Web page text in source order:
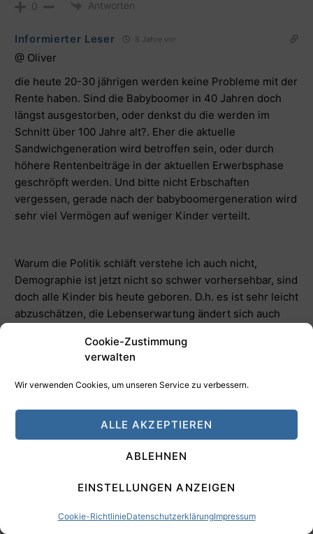
Cookie-Zustimmung
verwalten
Wir verwenden Cookies, um unseren Service zu verbessern.
ALLE AKZEPTIEREN
ABLEHNEN
EINSTELLUNGEN ANZEIGEN
Cookie-RichtlinieDatenschutzerklärungImpressum
0 Antworten
Informierter Leser 8 Jahre vor
@ Oliver
die heute 20-30 jährigen werden keine Probleme mit der
Rente haben. Sind die Babyboomer in 40 Jahren doch
längst ausgestorben, oder denkst du die werden im
Schnitt über 100 Jahre alt?. Eher die aktuelle
Sandwichgeneration wird betroffen sein, oder durch
höhere Rentenbeiträge in der aktuellen Erwerbsphase
geschröpft werden. Und bitte nicht Erbschaften
vergessen, gerade nach der babyboomergeneration wird
sehr viel Vermögen auf weniger Kinder verteilt.
Warum die Politik schläft verstehe ich auch nicht,
Demographie ist jetzt nicht so schwer vorhersehbar, sind
doch alle Kinder bis heute geboren. D.h. es ist sehr leicht
abzuschätzen, die Lebenserwartung ändert sich auch
aller Lebenden bis einschließlich der in 2017 geborenen
Babys haben…
0 Antworten
Slazenger
Wenn hier einer vom „ekelhaften Deutschland“ redet,